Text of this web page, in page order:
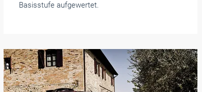
Basisstufe aufgewertet.